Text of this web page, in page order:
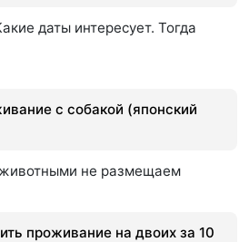
даты интересует. Тогда
с собакой (японский
не размещаем
проживание на двоих за 10